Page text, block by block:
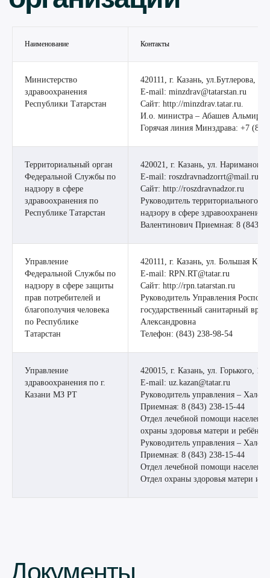
Наименование Контакты
Министерство
здравоохранения
Республики Татарстан
420111, г. Казань, ул.Бутлерова,
E-mail: minzdrav@tatarstan.ru
Сайт: http://minzdrav.tatar.ru.
И.о. министра – Абашев Альмир
Горячая линия Минздрава: +7
Территориальный орган
Федеральной Службы по
надзору в сфере
здравоохранения по
Республике Татарстан
420021, г. Казань, ул. Нариманова,
E-mail: roszdravnadzorrt@mail.ru,
Сайт: http://roszdravnadzor.ru
Руководитель территориального
надзору в сфере здравоохранения
Валентинович Приемная: 8 (843)
Управление
Федеральной Службы по
надзору в сфере защиты
прав потребителей и
благополучия человека
по Республике
Татарстан
420111, г. Казань, ул. Большая
E-mail: RPN.RT@tatar.ru
Сайт: http://rpn.tatarstan.ru
Руководитель Управления
государственный санитарный
Александровна
Телефон: (843) 238-98-54
Управление
здравоохранения по г.
Казани МЗ РТ
420015, г. Казань, ул. Горького, 14
E-mail: uz.kazan@tatar.ru
Руководитель управления –
Приемная: 8 (843) 238-15-44
Отдел лечебной помощи
охраны здоровья матери и
Руководитель управления –
Приемная: 8 (843) 238-15-44
Отдел лечебной помощи
Отдел охраны здоровья матери и
Документы
и лицензии